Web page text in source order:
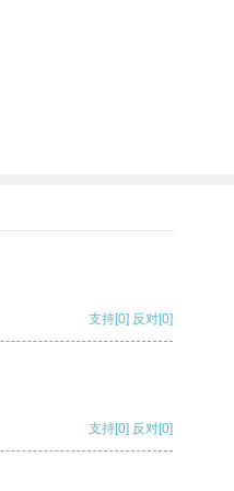
支持[0] 反对[0]
支持[0] 反对[0]